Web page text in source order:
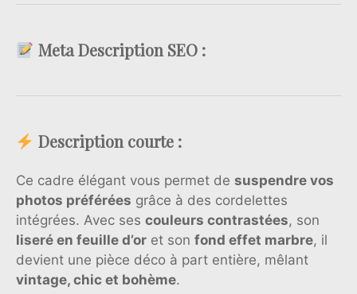
Meta Description SEO :
Description courte :
Ce cadre élégant vous permet de suspendre vos
photos préférées grâce à des cordelettes
intégrées. Avec ses couleurs contrastées, son
liseré en feuille d’or et son fond effet marbre, il
devient une pièce déco à part entière, mêlant
vintage, chic et bohème.